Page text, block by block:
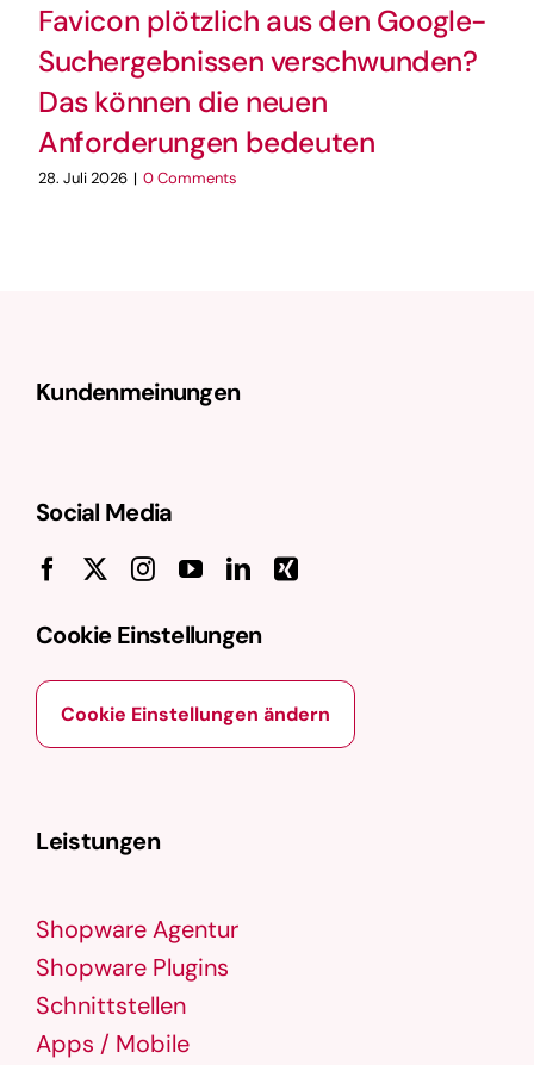
Favicon plötzlich aus den Google-
Suchergebnissen verschwunden?
Das können die neuen
Anforderungen bedeuten
28. Juli 2026 | 0 Comments
Kundenmeinungen
Social Media
Cookie Einstellungen
Cookie Einstellungen ändern
Leistungen
Shopware Agentur
Shopware Plugins
Schnittstellen
Apps / Mobile